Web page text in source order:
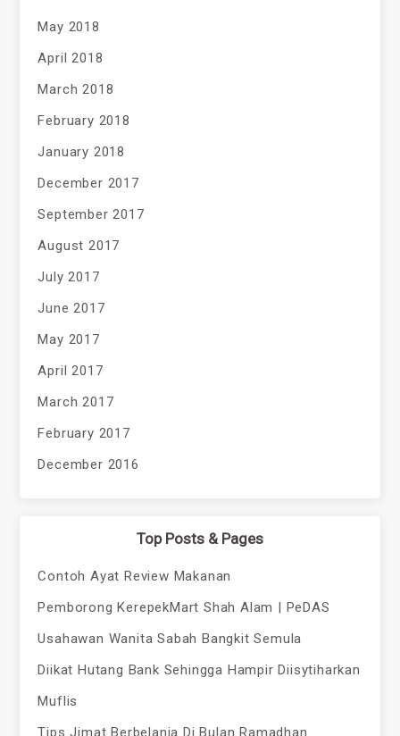
May 2018
April 2018
March 2018
February 2018
January 2018
December 2017
September 2017
August 2017
July 2017
June 2017
May 2017
April 2017
March 2017
February 2017
December 2016
Top Posts & Pages
Contoh Ayat Review Makanan
Pemborong KerepekMart Shah Alam | PeDAS
Usahawan Wanita Sabah Bangkit Semula
Diikat Hutang Bank Sehingga Hampir Diisytiharkan
Muflis
Tips Jimat Berbelanja Di Bulan Ramadhan